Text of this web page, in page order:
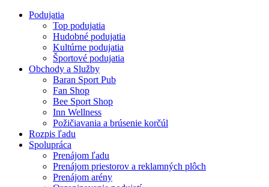
Podujatia
Top podujatia
Hudobné podujatia
Kultúrne podujatia
Športové podujatia
Obchody a Služby
Baran Sport Pub
Fan Shop
Bee Sport Shop
Inn Wellness
Požičiavania a brúsenie korčúl
Rozpis ľadu
Spolupráca
Prenájom ľadu
Prenájom priestorov a reklamných plôch
Prenájom arény